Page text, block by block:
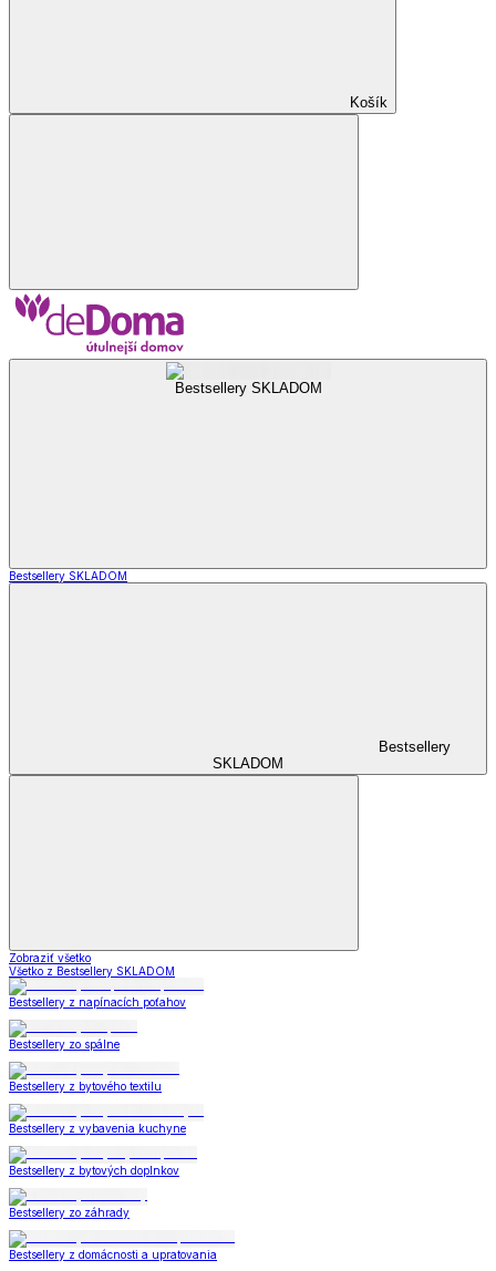
Košík
Bestsellery SKLADOM
Bestsellery SKLADOM
Bestsellery
SKLADOM
Zobraziť všetko
Všetko z Bestsellery SKLADOM
Bestsellery z napínacích poťahov
Bestsellery zo spálne
Bestsellery z bytového textilu
Bestsellery z vybavenia kuchyne
Bestsellery z bytových doplnkov
Bestsellery zo záhrady
Bestsellery z domácnosti a upratovania